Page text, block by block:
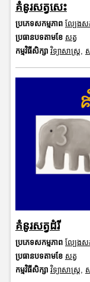
គំនូរសត្វសេះ
ប្រភេទសកម្មភាព ល្បែងស
ប្រធានបទតាមខែ សត្វ
កម្មវិធីសិក្សា វិទ្យាសាស្រ្ត,
គំនូរសត្វដំរី
ប្រភេទសកម្មភាព ល្បែងស
ប្រធានបទតាមខែ សត្វ
កម្មវិធីសិក្សា វិទ្យាសាស្រ្ត